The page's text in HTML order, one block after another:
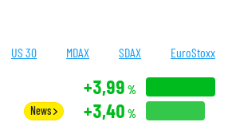
US 30 MDAX SDAX EuroStoxx
+3,99 %
News +3,40 %